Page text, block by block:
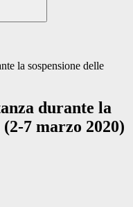
la sospensione delle
durante la
7 marzo 2020)